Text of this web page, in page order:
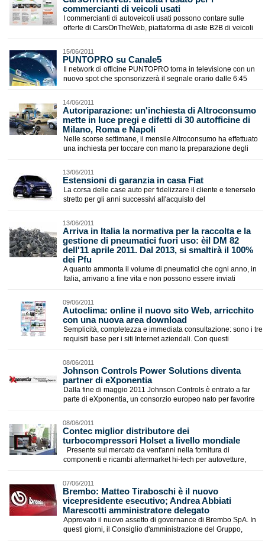
commercianti di veicoli usati
I commercianti di autoveicoli usati possono contare sulle
offerte di CarsOnTheWeb, piattaforma di aste B2B di veicoli
15/06/2011
PUNTOPRO su Canale5
Il network di officine PUNTOPRO torna in televisione con un
nuovo spot che sponsorizzerà il segnale orario dalle 6:45
14/06/2011
Autoriparazione: un'inchiesta di Altroconsumo
mette in luce pregi e difetti di 30 autofficine di
Milano, Roma e Napoli
Nelle scorse settimane, il mensile Altroconsumo ha effettuato
una inchiesta per toccare con mano la preparazione degli
13/06/2011
Estensioni di garanzia in casa Fiat
La corsa delle case auto per fidelizzare il cliente e tenerselo
stretto per gli anni successivi all'acquisto del
13/06/2011
Arriva in Italia la normativa per la raccolta e la
gestione di pneumatici fuori uso: èil DM 82
dell'11 aprile 2011. Dal 2013, si smaltirà il 100%
dei Pfu
A quanto ammonta il volume di pneumatici che ogni anno, in
Italia, arrivano a fine vita e non possono essere inviati
09/06/2011
Autoclima: online il nuovo sito Web, arricchito
con una nuova area download
Semplicità, completezza e immediata consultazione: sono i tre
requisiti base per i siti Internet aziendali. Con questi
08/06/2011
Johnson Controls Power Solutions diventa
partner di eXponentia
Dalla fine di maggio 2011 Johnson Controls è entrato a far
parte di eXponentia, un consorzio europeo nato per favorire
08/06/2011
Contec miglior distributore dei
turbocompressori Holset a livello mondiale
Presente sul mercato da vent'anni nella fornitura di
componenti e ricambi aftermarket hi-tech per autovetture,
07/06/2011
Brembo: Matteo Tiraboschi è il nuovo
vicepresidente esecutivo; Andrea Abbiati
Marescotti amministratore delegato
Approvato il nuovo assetto di governance di Brembo SpA. In
questi giorni, il Consiglio d'amministrazione del Gruppo,